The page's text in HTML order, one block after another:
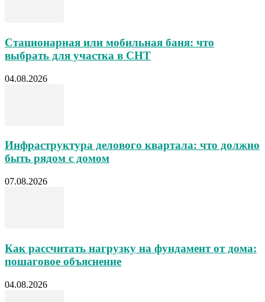
Стационарная или мобильная баня: что
выбрать для участка в СНТ
04.08.2026
Инфраструктура делового квартала: что должно
быть рядом с домом
07.08.2026
Как рассчитать нагрузку на фундамент от дома:
пошаговое объяснение
04.08.2026